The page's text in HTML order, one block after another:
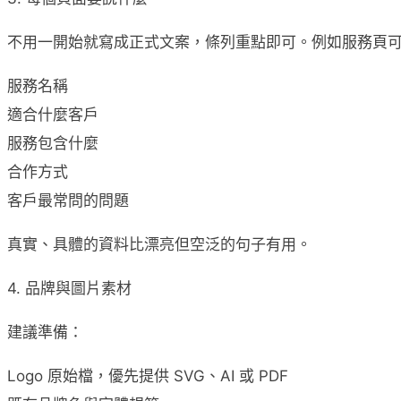
不用一開始就寫成正式文案，條列重點即可。例如服務頁
服務名稱
適合什麼客戶
服務包含什麼
合作方式
客戶最常問的問題
真實、具體的資料比漂亮但空泛的句子有用。
4. 品牌與圖片素材
建議準備：
Logo 原始檔，優先提供 SVG、AI 或 PDF